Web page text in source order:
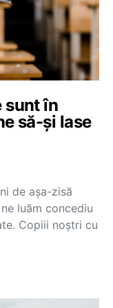
sunt în
să-și lase
de aşa-zisă
luăm concediu
Copiii noştri cu